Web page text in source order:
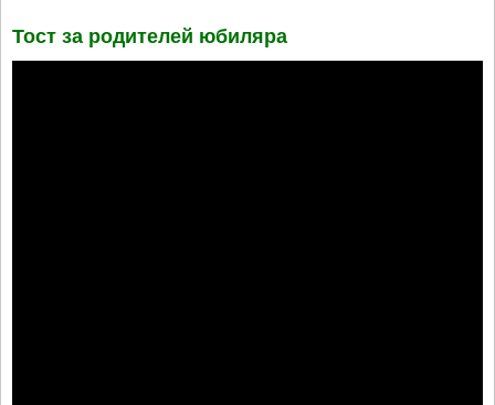
Тост за родителей юбиляра